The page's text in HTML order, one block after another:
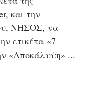
και την
ΝΗΣΟΣ, να
ετικέτα «7
«Αποκάλυψη»